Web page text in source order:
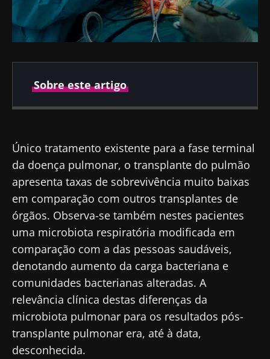
Sobre este artigo
Único tratamento existente para a fase terminal
da doença pulmonar, o transplante do pulmão
apresenta taxas de sobrevivência muito baixas
em comparação com outros transplantes de
órgãos. Observa-se também nestes pacientes
uma microbiota respiratória modificada em
comparação com a das pessoas saudáveis,
denotando aumento da carga bacteriana e
comunidades bacterianas alteradas. A
relevância clínica destas diferenças da
microbiota pulmonar para os resultados pós-
transplante pulmonar era, até à data,
desconhecida.